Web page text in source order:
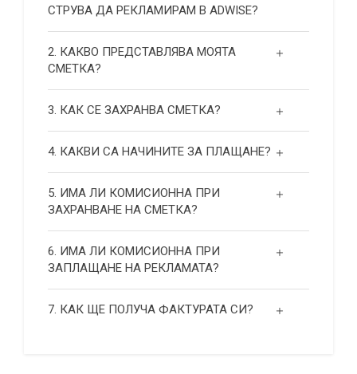
СТРУВА ДА РЕКЛАМИРАМ В ADWISE?
2. КАКВО ПРЕДСТАВЛЯВА МОЯТА
СМЕТКА?
3. КАК СЕ ЗАХРАНВА СМЕТКА?
4. КАКВИ СА НАЧИНИТЕ ЗА ПЛАЩАНЕ?
5. ИМА ЛИ КОМИСИОННА ПРИ
ЗАХРАНВАНЕ НА СМЕТКА?
6. ИМА ЛИ КОМИСИОННА ПРИ
ЗАПЛАЩАНЕ НА РЕКЛАМАТА?
7. КАК ЩЕ ПОЛУЧА ФАКТУРАТА СИ?